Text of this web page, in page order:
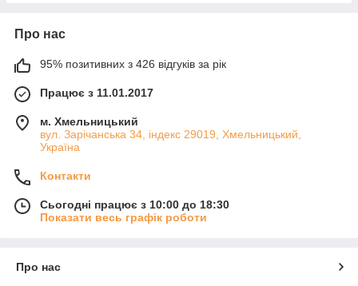
Про нас
95% позитивних з 426 відгуків за рік
Працює з 11.01.2017
м. Хмельницький
вул. Зарічанська 34, індекс 29019, Хмельницький,
Україна
Контакти
Сьогодні працює з 10:00 до 18:30
Показати весь графік роботи
Про нас